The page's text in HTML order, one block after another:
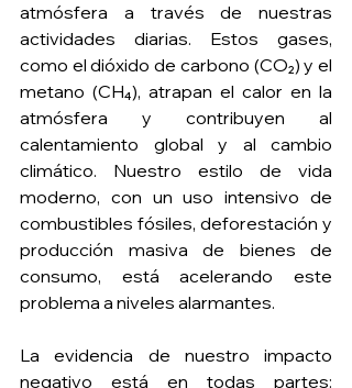
atmósfera a través de nuestras
actividades diarias. Estos gases,
como el dióxido de carbono (CO₂) y el
metano (CH₄), atrapan el calor en la
atmósfera y contribuyen al
calentamiento global y al cambio
climático. Nuestro estilo de vida
moderno, con un uso intensivo de
combustibles fósiles, deforestación y
producción masiva de bienes de
consumo, está acelerando este
problema a niveles alarmantes.
La evidencia de nuestro impacto
negativo está en todas partes: